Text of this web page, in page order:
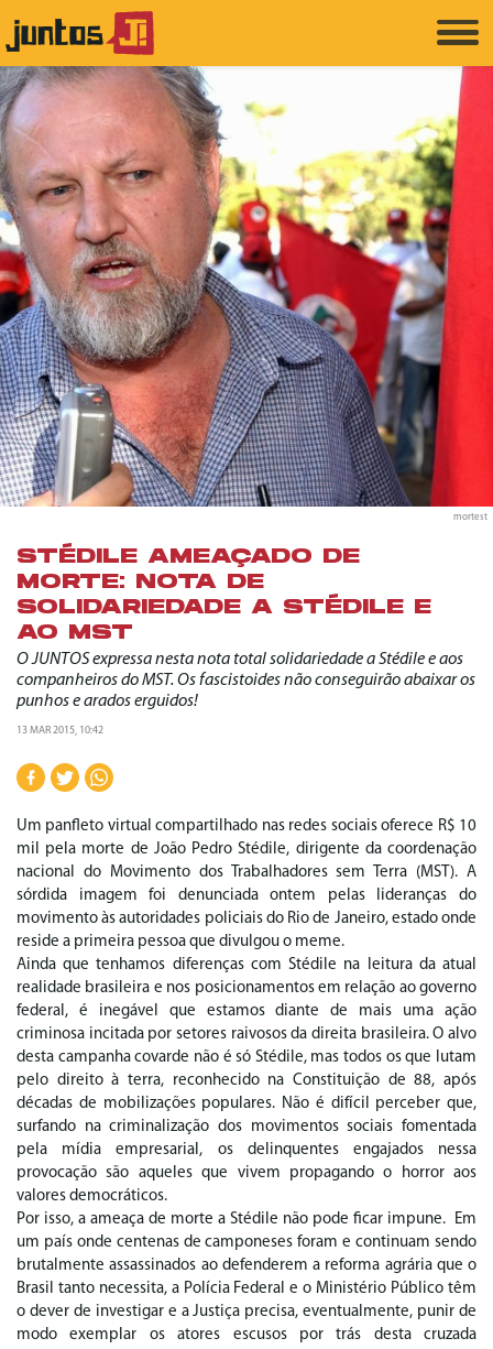
mortest
STÉDILE AMEAÇADO DE
MORTE: NOTA DE
SOLIDARIEDADE A STÉDILE E
AO MST
O JUNTOS expressa nesta nota total solidariedade a Stédile e aos
companheiros do MST. Os fascistoides não conseguirão abaixar os
punhos e arados erguidos!
13 MAR 2015, 10:42
Um panfleto virtual compartilhado nas redes sociais oferece R$ 10
mil pela morte de João Pedro Stédile, dirigente da coordenação
nacional do Movimento dos Trabalhadores sem Terra (MST). A
sórdida imagem foi denunciada ontem pelas lideranças do
movimento às autoridades policiais do Rio de Janeiro, estado onde
reside a primeira pessoa que divulgou o meme.
Ainda que tenhamos diferenças com Stédile na leitura da atual
realidade brasileira e nos posicionamentos em relação ao governo
federal, é inegável que estamos diante de mais uma ação
criminosa incitada por setores raivosos da direita brasileira. O alvo
desta campanha covarde não é só Stédile, mas todos os que lutam
pelo direito à terra, reconhecido na Constituição de 88, após
décadas de mobilizações populares. Não é difícil perceber que,
surfando na criminalização dos movimentos sociais fomentada
pela mídia empresarial, os delinquentes engajados nessa
provocação são aqueles que vivem propagando o horror aos
valores democráticos.
Por isso, a ameaça de morte a Stédile não pode ficar impune. Em
um país onde centenas de camponeses foram e continuam sendo
brutalmente assassinados ao defenderem a reforma agrária que o
Brasil tanto necessita, a Polícia Federal e o Ministério Público têm
o dever de investigar e a Justiça precisa, eventualmente, punir de
modo exemplar os atores escusos por trás desta cruzada